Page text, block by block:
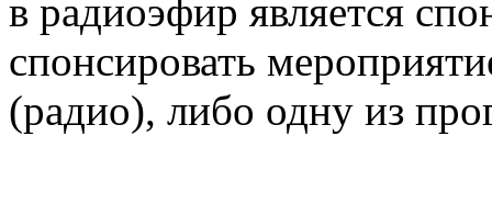
в радиоэфир является
спонсировать
(радио), либо одну из